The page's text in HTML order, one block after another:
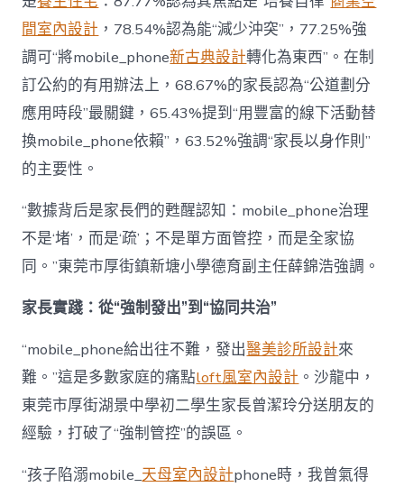
間室內設計 ，78.54%認為能“減少沖突”，77.25%強
調可“將mobile_phone新古典設計轉化為東西”。在制
訂公約的有用辦法上，68.67%的家長認為“公道劃分
應用時段”最關鍵，65.43%提到“用豐富的線下活動替
換mobile_phone依賴”，63.52%強調“家長以身作則”
的主要性。
“數據背后是家長們的甦醒認知：mobile_phone治理
不是‘堵’，而是‘疏’；不是單方面管控，而是全家協
同。”東莞市厚街鎮新塘小學德育副主任薛錦浩強調。
家長實踐：從“強制發出”到“協同共治”
“mobile_phone給出往不難，發出醫美診所設計來
難。”這是多數家庭的痛點loft風室內設計 。沙龍中，
東莞市厚街湖景中學初二學生家長曾潔玲分送朋友的
經驗，打破了“強制管控”的誤區。
“孩子陷溺mobile_天母室內設計phone時，我曾氣得